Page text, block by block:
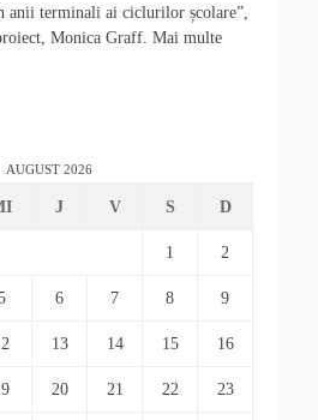
anii terminali ai ciclurilor școlare”,
Monica Graff. Mai multe
AUGUST 2026
J V S D
1 2
6 7 8 9
13 14 15 16
20 21 22 23